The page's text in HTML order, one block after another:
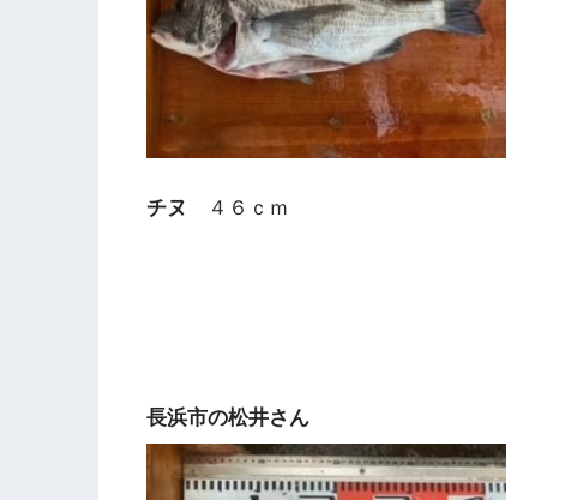
チヌ ４６ｃｍ
長浜市の松井さん